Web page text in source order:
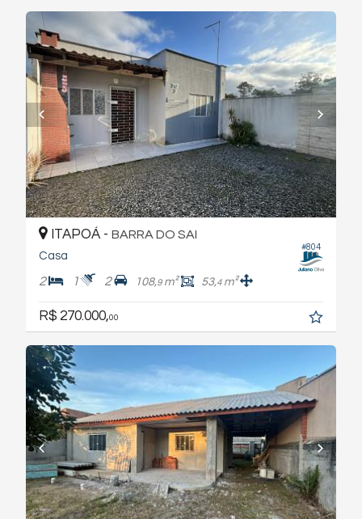
#804
ITAPOÁ - BARRA DO SAI
Casa
2 1 2 108,9m² 53,4m²
R$ 270.000,00